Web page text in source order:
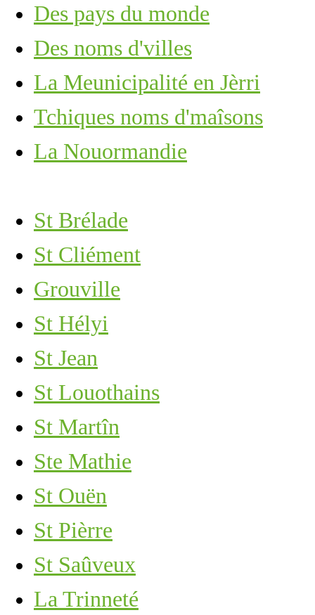
Des pays du monde
Des noms d'villes
La Meunicipalité en Jèrri
Tchiques noms d'maîsons
La Nouormandie
St Brélade
St Cliément
Grouville
St Hélyi
St Jean
St Louothains
St Martîn
Ste Mathie
St Ouën
St Pièrre
St Saûveux
La Trinneté